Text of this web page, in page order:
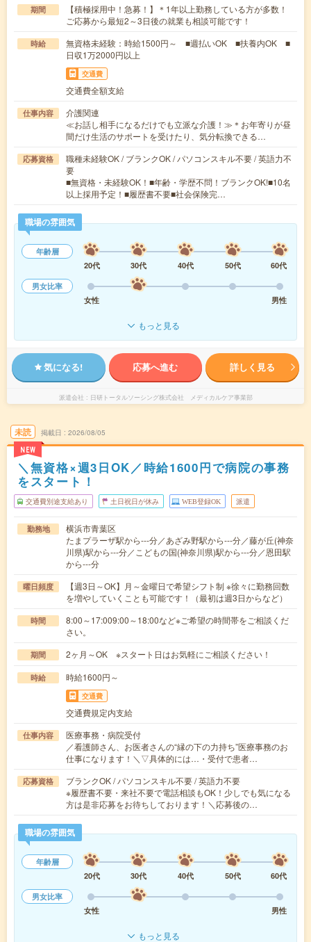
期間
【積極採用中！急募！】＊1年以上勤務している方が多数！
ご応募から最短2～3日後の就業も相談可能です！
時給
無資格未経験：時給1500円～ ■週払いOK ■扶養内OK ■
日収1万2000円以上
交通費
交通費全額支給
仕事内容
介護関連
≪お話し相手になるだけでも立派な介護！≫＊お年寄りが昼
間だけ生活のサポートを受けたり、気分転換できる…
応募資格
職種未経験OK / ブランクOK / パソコンスキル不要 / 英語力不
要
■無資格・未経験OK！■年齢・学歴不問！ブランクOK!■10名
以上採用予定！■履歴書不要■社会保険完…
職場の雰囲気
年齢層
20代
30代 40代 50代
60代
男女比率
女性
男性
もっと見る
気になる! 応募へ進む 詳しく見る
派遣会社 日研トータルソーシング株式会社 メディカルケア事業部
未読
NEW
掲載日 2026/08/05
＼無資格×週3日OK／時給1600円で病院の事務
をスタート！
交通費別途支給あり 土日祝日が休み WEB登録OK 派遣
勤務地
横浜市青葉区
たまプラーザ駅から---分／あざみ野駅から---分／藤が丘(神奈
川県)駅から---分／こどもの国(神奈川県)駅から---分／恩田駅
から---分
曜日頻度
【週3日～OK】月～金曜日で希望シフト制 ※徐々に勤務回数
を増やしていくことも可能です！（最初は週3日からなど）
時間
8:00～17:009:00～18:00など※ご希望の時間帯をご相談くだ
さい。
期間 2ヶ月～OK ※スタート日はお気軽にご相談ください！
時給 時給1600円～
交通費
交通費規定内支給
仕事内容
医療事務・病院受付
／看護師さん、お医者さんの“縁の下の力持ち”医療事務のお
仕事になります！＼▽具体的には…・受付で患者…
応募資格
ブランクOK / パソコンスキル不要 / 英語力不要
※履歴書不要・来社不要で電話相談もOK！少しでも気になる
方は是非応募をお待ちしております！＼応募後の…
職場の雰囲気
年齢層
20代
30代 40代 50代
60代
男女比率
女性
男性
もっと見る